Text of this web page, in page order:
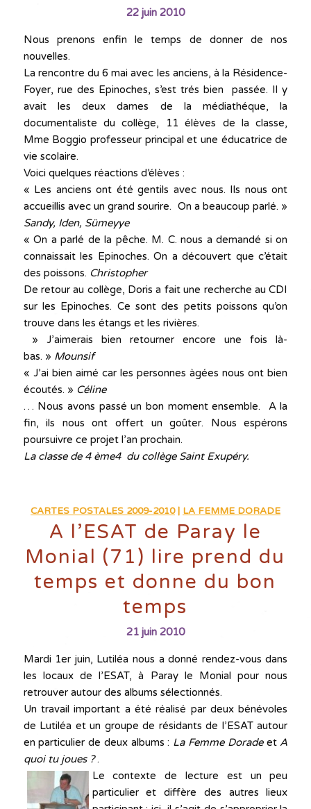
22 juin 2010
Nous prenons enfin le temps de donner de nos
nouvelles.
La rencontre du 6 mai avec les anciens, à la Résidence-
Foyer, rue des Epinoches, s’est trés bien passée. Il y
avait les deux dames de la médiathéque, la
documentaliste du collège, 11 élèves de la classe,
Mme Boggio professeur principal et une éducatrice de
vie scolaire.
Voici quelques réactions d’élèves :
« Les anciens ont été gentils avec nous. Ils nous ont
accueillis avec un grand sourire. On a beaucoup parlé. »
Sandy, Iden, Sümeyye
« On a parlé de la pêche. M. C. nous a demandé si on
connaissait les Epinoches. On a découvert que c’était
des poissons. Christopher
De retour au collège, Doris a fait une recherche au CDI
sur les Epinoches. Ce sont des petits poissons qu’on
trouve dans les étangs et les rivières.
» J’aimerais bien retourner encore une fois là-
bas. » Mounsif
« J’ai bien aimé car les personnes àgées nous ont bien
écoutés. » Céline
… Nous avons passé un bon moment ensemble. A la
fin, ils nous ont offert un goûter. Nous espérons
poursuivre ce projet l’an prochain.
La classe de 4 ème4 du collège Saint Exupéry.
CARTES POSTALES 2009-2010| LA FEMME DORADE
A l’ESAT de Paray le
Monial (71) lire prend du
temps et donne du bon
temps
21 juin 2010
Mardi 1er juin, Lutiléa nous a donné rendez-vous dans
les locaux de l’ESAT, à Paray le Monial pour nous
retrouver autour des albums sélectionnés.
Un travail important a été réalisé par deux bénévoles
de Lutiléa et un groupe de résidants de l’ESAT autour
en particulier de deux albums : La Femme Doradeet A
quoi tu joues ?.
Le contexte de lecture est un peu
particulier et diffère des autres lieux